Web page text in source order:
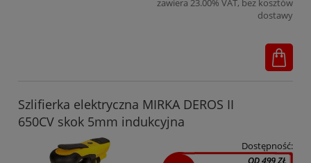
zawiera 23.00% VAT, bez kosztów
dostawy
Szlifierka elektryczna MIRKA DEROS II
650CV skok 5mm indukcyjna
Dostępność: